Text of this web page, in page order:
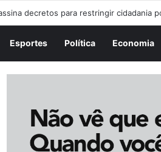
Esportes Política Economia